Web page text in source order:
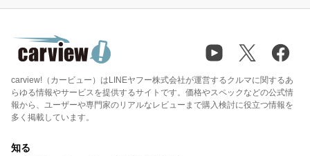
carview!（カービュー）はLINEヤフー株式会社が運営するクルマに関するあ
らゆる情報やサービスを提供するサイトです。価格やスペックなどの公式情
報から、ユーザーや専門家のリアルなレビューまで購入検討に役立つ情報を
多く掲載しています。
知る